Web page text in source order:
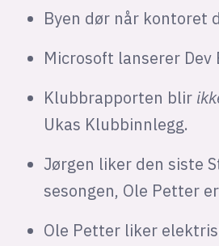
Byen dør når kontoret
Microsoft lanserer Dev
Klubbrapporten blir
Ukas Klubbinnlegg.
Jørgen liker den siste
sesongen, Ole Petter
Ole Petter liker